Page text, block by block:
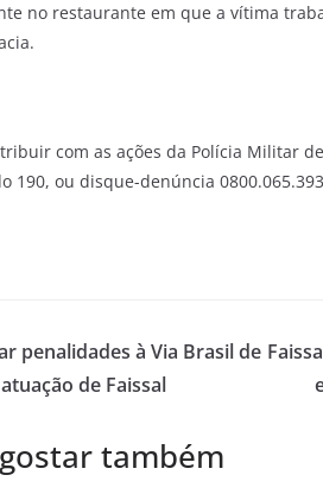
no restaurante em que a vítima
com as ações da Polícia Militar
190, ou disque-denúncia
penalidades à Via Brasil de
de Faissal
também